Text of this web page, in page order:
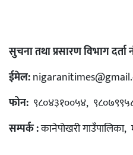
सुचना तथा प्रसारण विभाग
ईमेल:
फोन: ९८०४३१००५४,
सम्पर्क :कानेपोखरी गाउँपालिका,